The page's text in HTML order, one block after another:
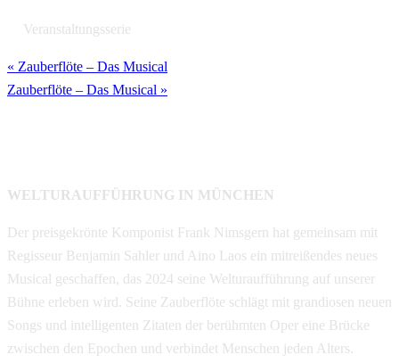
Veranstaltungsserie
« Zauberflöte – Das Musical
Zauberflöte – Das Musical »
WELTURAUFFÜHRUNG IN MÜNCHEN
Der preisgekrönte Komponist Frank Nimsgern hat gemeinsam mit
Regisseur Benjamin Sahler und Aino Laos ein mitreißendes neues
Musical geschaffen, das 2024 seine Welturaufführung auf unserer
Bühne erleben wird. Seine Zauberflöte schlägt mit grandiosen neuen
Songs und intelligenten Zitaten der berühmten Oper eine Brücke
zwischen den Epochen und verbindet Menschen jeden Alters.